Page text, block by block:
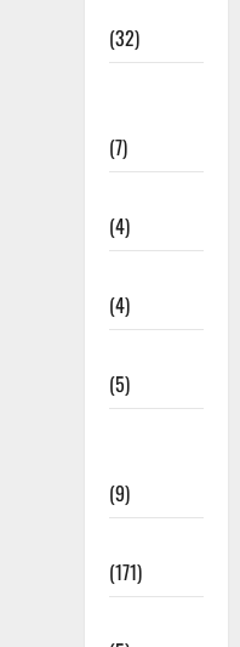
(32)
(7)
(4)
(4)
(5)
(9)
(171)